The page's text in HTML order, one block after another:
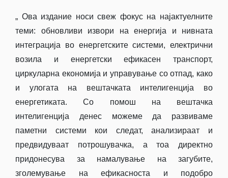
„ Ова издание носи свеж фокус на најактуелните
теми: обновливи извори на енергија и нивната
интеграција во енергетските системи, електрични
возила и енергетски ефикасен транспорт,
циркуларна економија и управување со отпад, како
и улогата на вештачката интелигенција во
енергетиката. Со помош на вештачка
интелигенција денес можеме да развиваме
паметни системи кои следат, анализираат и
предвидуваат потрошувачка, а тоа директно
придонесува за намалување на загубите,
зголемување на ефикасноста и подобро